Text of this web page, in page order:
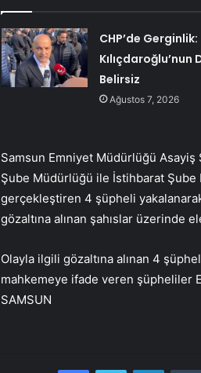
CHP’de Gerginlik:
Kılıçdaroğlu’nun
Belirsiz
Ağustos 7, 2026
Samsun Emniyet Müdürlüğü Asayiş
Şube Müdürlüğü ile İstihbarat Şube
gerçekleştiren 4 şüpheli yakalanarak
gözaltına alınan şahıslar üzerinde
Olayla ilgili gözaltına alınan 4
mahkemeye ifade veren şüpheliler
SAMSUN
FacebookTwitter LinkedIn